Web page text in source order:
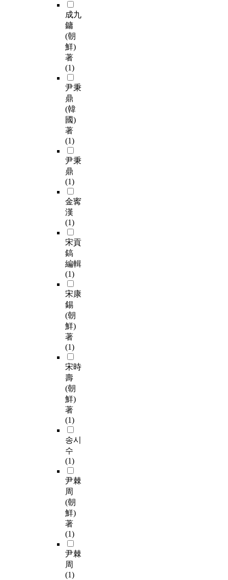
成九
鏞
(朝
鮮)
著
(1)
尹秉
鼎
(韓
國)
著
(1)
尹秉
鼎
(1)
金寗
漢
(1)
宋貢
鎬
編輯
(1)
宋康
錫
(朝
鮮)
著
(1)
宋時
壽
(朝
鮮)
著
(1)
송시
수
(1)
尹棘
周
(朝
鮮)
著
(1)
尹棘
周
(1)